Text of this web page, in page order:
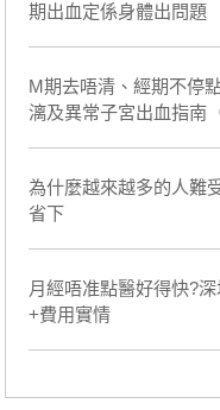
期出血定係身體出問題
M期去唔清、經期不停
漓及異常子宮出血指南（
為什麼越來越多的人難
省下
月經唔准點醫好得快?
+費用實情